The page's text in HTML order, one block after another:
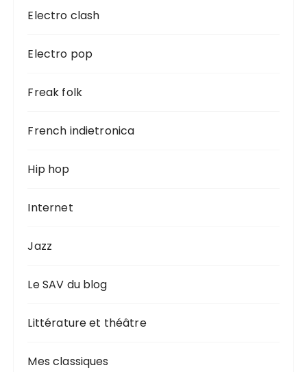
Electro clash
Electro pop
Freak folk
French indietronica
Hip hop
Internet
Jazz
Le SAV du blog
Littérature et théâtre
Mes classiques